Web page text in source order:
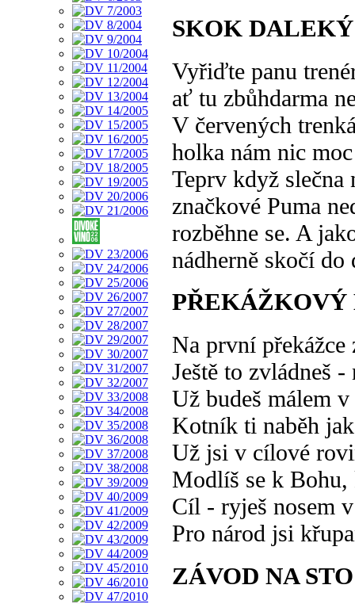
SKOK DALEKÝ
Vyřiďte panu
ať tu zbůhdarma
V červených
holka nám nic
Teprv když slečna
značkové Puma
rozběhne se. A
nádherně skočí do
PŘEKÁŽKOVÝ
Na první překážce
Ještě to zvládneš
Už budeš málem
Kotník ti naběh
Už jsi v cílové
Modlíš se k Bohu,
Cíl - ryješ nosem
Pro národ jsi
ZÁVOD NA